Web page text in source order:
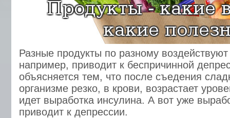
Разные продукты по разному
например, приводит к беспричинной
объясняется тем, что после съедения
организме резко, в крови, возрастает
идет выработка инсулина. А вот уже
приводит к депрессии.